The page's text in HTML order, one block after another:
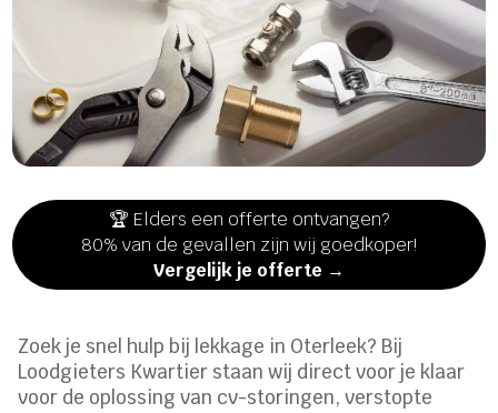
🏆 Elders een offerte ontvangen?
80% van de gevallen zijn wij goedkoper!
Vergelijk je offerte →
Zoek je snel hulp bij lekkage in Oterleek? Bij
Loodgieters Kwartier staan wij direct voor je klaar
voor de oplossing van cv-storingen, verstopte